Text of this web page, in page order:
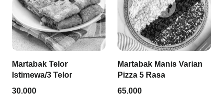
Martabak Telor
Istimewa/3 Telor
30.000
Martabak Manis Varian
Pizza 5 Rasa
65.000